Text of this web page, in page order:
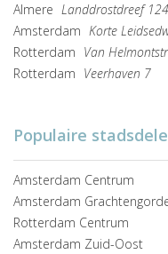
Almere Landdrostdreef 124
Amsterdam Korte
Rotterdam Van
Rotterdam Veerhaven 7
Populaire
Amsterdam Centrum
Amsterdam
Rotterdam Centrum
Amsterdam Zuid-Oost